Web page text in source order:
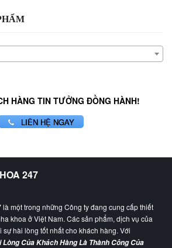
HÀNG TIN TƯỞNG ĐỒNG HÀNH!
LIÊN HỆ NGAY
247
là một trong những Công ty đang cung cấp thiết
khoa ở Việt Nam. Các sản phẩm, dịch vụ của
hài lòng tốt nhất cho khách hàng. Với
Lòng Của Khách Hàng Là Thành Công Của